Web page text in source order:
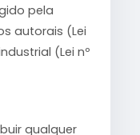
pela
autorais (Lei
(Lei nº
qualquer